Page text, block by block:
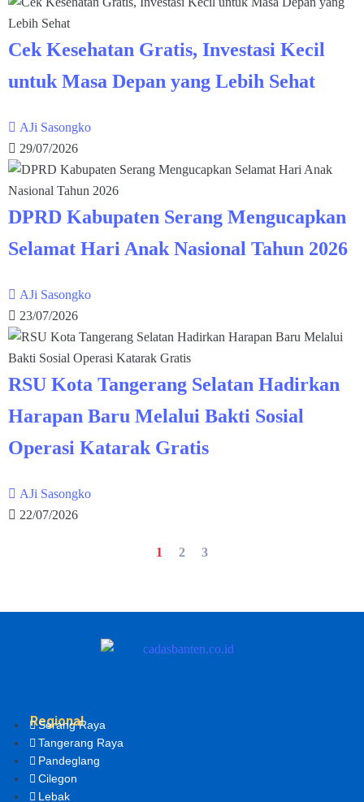
Cek Kesehatan Gratis, Investasi Kecil
untuk Masa Depan yang Lebih Sehat
AJi Sasongko
29/07/2026
DPRD Kabupaten Serang Mengucapkan
Selamat Hari Anak Nasional Tahun 2026
AJi Sasongko
23/07/2026
RSU Kota Tangerang Selatan Hadirkan
Harapan Baru Melalui Bakti Sosial
Operasi Katarak Gratis
AJi Sasongko
22/07/2026
1 2 3
Regional
Serang Raya
Tangerang Raya
Pandeglang
Cilegon
Lebak